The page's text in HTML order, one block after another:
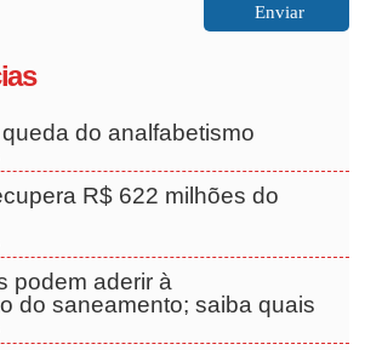
do analfabetismo
R$ 622 milhões do
podem aderir à
do saneamento; saiba quais